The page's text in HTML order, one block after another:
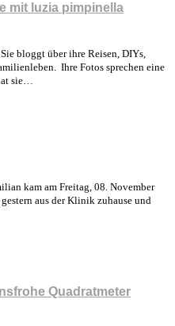
mit luzia pimpinella
bloggt über ihre Reisen, DIYs,
Ihre Fotos sprechen eine
sie…
kam am Freitag, 08. November
aus der Klinik zuhause und
Quadratmeter